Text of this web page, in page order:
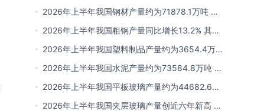
计产量同比下降10.7%
2026年上半年我国钢材产量约为71878.1万吨 同
比下降0.9% 其中河北以超亿吨产量排名第一
2026年上半年我国粗钢产量同比增长13.2% 其中
河北产量占比21.5%位居首位
2026年上半年我国塑料制品产量约为3654.4万吨
其中江苏、浙江产量分别占比18.9%、16.0%
2026年上半年我国水泥产量约为73584.8万吨 同
比下降8% 其中广东、浙江和安徽分别排名前三
2026年上半年我国平板玻璃产量约为44682.6万
重量箱 同比下降5.7% 其中河北产量最多 占比
2026年上半年我国夹层玻璃产量创近六年新高 约